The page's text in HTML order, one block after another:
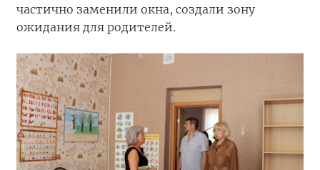
частично заменили окна, создали зону
ожидания для родителей.